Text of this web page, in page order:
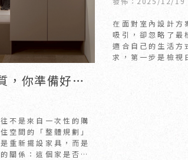
，你準備好從
｜新竹室內
設計
不是來自一次性的購
空間的「整體規劃」
重新擺設家具，而是
關係：這個家是否讓
設計公司｜
在面對室內設計方
吸引，卻忽略了
適合自己的生活方
求，第一步是檢視